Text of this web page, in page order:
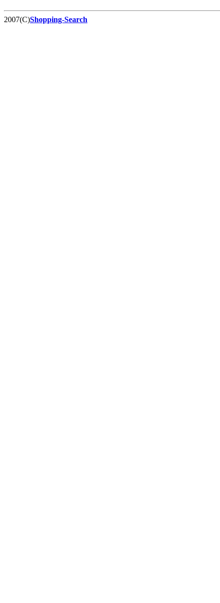
2007(C)Shopping-Search